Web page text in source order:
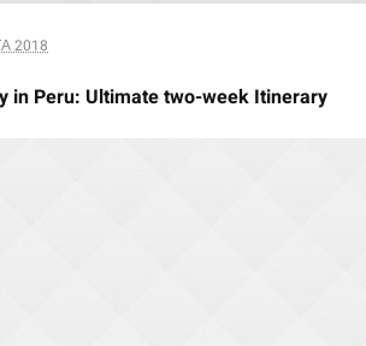
2018
in Peru: Ultimate two-week Itinerary